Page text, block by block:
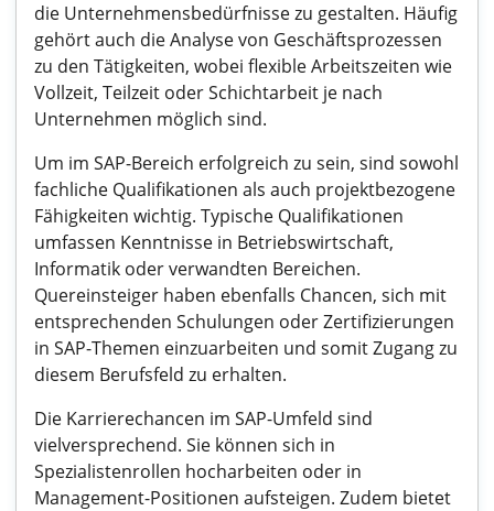
die Unternehmensbedürfnisse zu gestalten. Häufig
gehört auch die Analyse von Geschäftsprozessen
zu den Tätigkeiten, wobei flexible Arbeitszeiten wie
Vollzeit, Teilzeit oder Schichtarbeit je nach
Unternehmen möglich sind.
Um im SAP-Bereich erfolgreich zu sein, sind sowohl
fachliche Qualifikationen als auch projektbezogene
Fähigkeiten wichtig. Typische Qualifikationen
umfassen Kenntnisse in Betriebswirtschaft,
Informatik oder verwandten Bereichen.
Quereinsteiger haben ebenfalls Chancen, sich mit
entsprechenden Schulungen oder Zertifizierungen
in SAP-Themen einzuarbeiten und somit Zugang zu
diesem Berufsfeld zu erhalten.
Die Karrierechancen im SAP-Umfeld sind
vielversprechend. Sie können sich in
Spezialistenrollen hocharbeiten oder in
Management-Positionen aufsteigen. Zudem bietet